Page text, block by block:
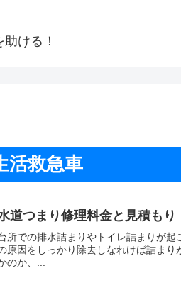
ける！
活救急車
道つまり修理料金と見積もり
所での排水詰まりやトイレ詰まりが
原因をしっかり除去しなれけば詰ま
のか、...